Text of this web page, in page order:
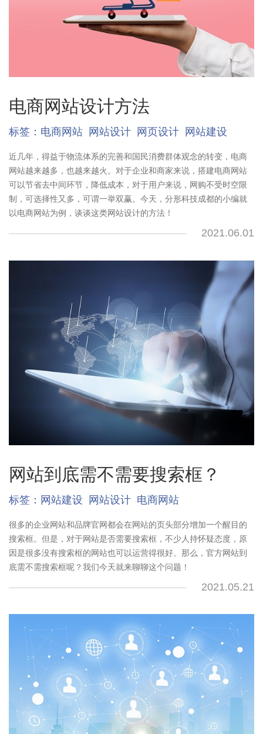
电商网站设计方法
标签： 电商网站 网站设计 网页设计 网站建设
近几年，得益于物流体系的完善和国民消费群体观念的转变，电商
网站越来越多，也越来越火。对于企业和商家来说，搭建电商网站
可以节省去中间环节，降低成本，对于用户来说，网购不受时空限
制，可选择性又多，可谓一举双赢。今天，分形科技成都的小编就
以电商网站为例，谈谈这类网站设计的方法！
2021.06.01
网站到底需不需要搜索框？
标签： 网站建设 网站设计 电商网站
很多的企业网站和品牌官网都会在网站的页头部分增加一个醒目的
搜索框。但是，对于网站是否需要搜索框，不少人持怀疑态度，原
因是很多没有搜索框的网站也可以运营得很好。那么，官方网站到
底需不需搜索框呢？我们今天就来聊聊这个问题！
2021.05.21